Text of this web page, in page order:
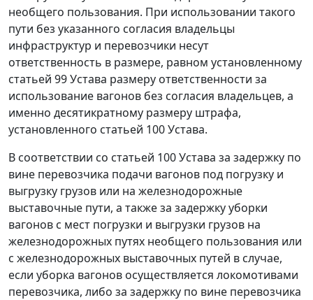
необщего пользования. При использовании такого
пути без указанного согласия владельцы
инфраструктур и перевозчики несут
ответственность в размере, равном установленному
статьей 99 Устава размеру ответственности за
использование вагонов без согласия владельцев, а
именно десятикратному размеру штрафа,
установленного статьей 100 Устава.
В соответствии со статьей 100 Устава за задержку по
вине перевозчика подачи вагонов под погрузку и
выгрузку грузов или на железнодорожные
выставочные пути, а также за задержку уборки
вагонов с мест погрузки и выгрузки грузов на
железнодорожных путях необщего пользования или
с железнодорожных выставочных путей в случае,
если уборка вагонов осуществляется локомотивами
перевозчика, либо за задержку по вине перевозчика